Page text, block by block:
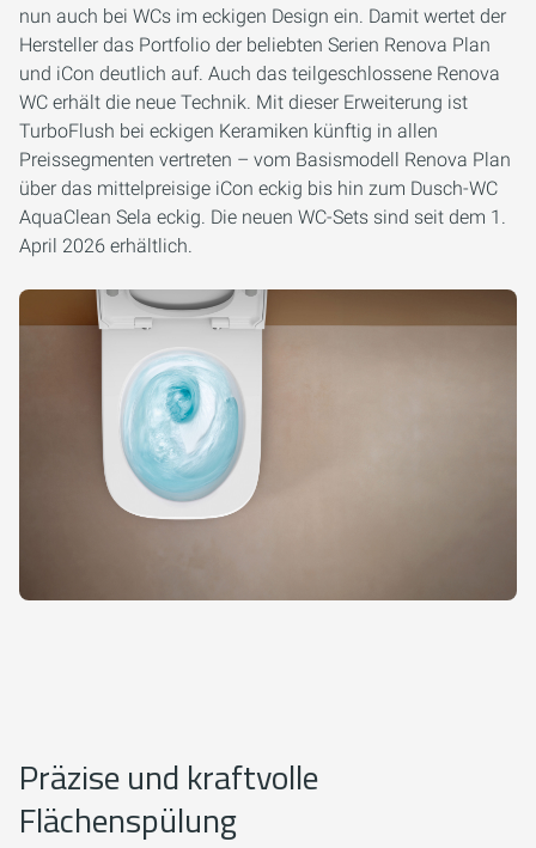
nun auch bei WCs im eckigen Design ein. Damit wertet der
Hersteller das Portfolio der beliebten Serien Renova Plan
und iCon deutlich auf. Auch das teilgeschlossene Renova
WC erhält die neue Technik. Mit dieser Erweiterung ist
TurboFlush bei eckigen Keramiken künftig in allen
Preissegmenten vertreten – vom Basismodell Renova Plan
über das mittelpreisige iCon eckig bis hin zum Dusch-WC
AquaClean Sela eckig. Die neuen WC-Sets sind seit dem 1.
April 2026 erhältlich.
Präzise und kraftvolle
Flächenspülung